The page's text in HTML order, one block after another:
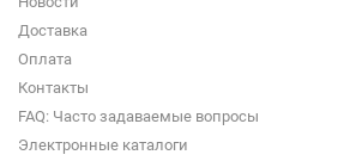
Доставка
Оплата
Контакты
FAQ: Часто задаваемые вопросы
Электронные каталоги